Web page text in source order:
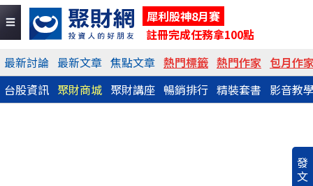
犀利股神8月賽
註冊完成任務拿100點
最新討論 最新文章 焦點文章 熱門標籤 熱門作家 包月作
台股資訊 聚財商城 聚財講座 暢銷排行 精裝套書 影音教
發
文